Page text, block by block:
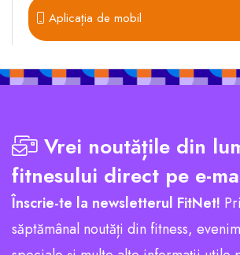
Aplicația de mobil
Vrei noutățile din
fitnesului direct pe e-
Înscrie-te la newsletterul FitNet!
săptămânal noutăți din fitness,